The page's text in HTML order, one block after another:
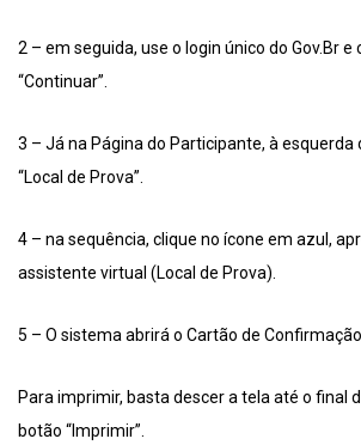
2 – em seguida, use o login único do Gov.Br e
“Continuar”.
3 – Já na Página do Participante, à esquerda
“Local de Prova”.
4 – na sequência, clique no ícone em azul,
assistente virtual (Local de Prova).
5 – O sistema abrirá o Cartão de
Para imprimir, basta descer a tela até o final
botão “Imprimir”.